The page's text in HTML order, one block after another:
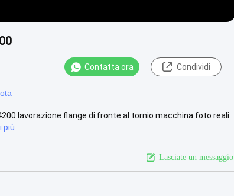
Contatta ora Condividi
lavorazione flange di fronte al tornio macchina foto reali
più
Lasciate un messaggio.